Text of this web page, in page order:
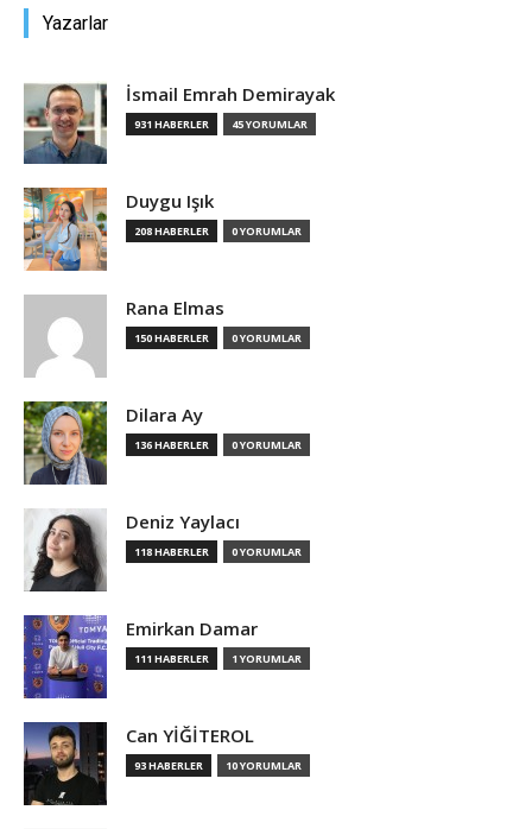
Yazarlar
İsmail Emrah Demirayak
931 HABERLER 45 YORUMLAR
Duygu Işık
208 HABERLER 0 YORUMLAR
Rana Elmas
150 HABERLER 0 YORUMLAR
Dilara Ay
136 HABERLER 0 YORUMLAR
Deniz Yaylacı
118 HABERLER 0 YORUMLAR
Emirkan Damar
111 HABERLER 1 YORUMLAR
Can YİĞİTEROL
93 HABERLER 10 YORUMLAR